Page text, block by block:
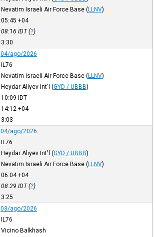
Nevatim Israeli Air Force Base (LLNV)
05:45 +04
08:16 IDT(?)
3:30
04/ago/2026
IL76
Nevatim Israeli Air Force Base (LLNV)
Heydar Aliyev Int'l (GYD / UBBB)
10:09 IDT
14:12 +04
3:03
04/ago/2026
IL76
Heydar Aliyev Int'l (GYD / UBBB)
Nevatim Israeli Air Force Base (LLNV)
06:04+04
08:29 IDT(?)
3:25
03/ago/2026
IL76
Vicino Balkhash